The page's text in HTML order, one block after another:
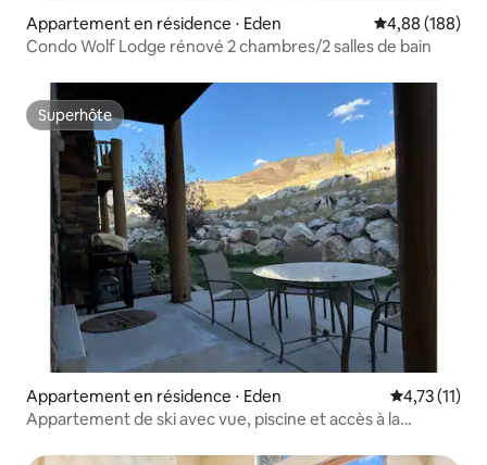
Appartement en résidence ⋅ Eden Évaluation
4,88 (188)
Condo Wolf Lodge rénové 2 chambres/2 salles de bain
Superhôte
Superhôte
Appartement en résidence ⋅ Eden Évaluation
4,73 (11)
Appartement de ski avec vue, piscine et accès à la